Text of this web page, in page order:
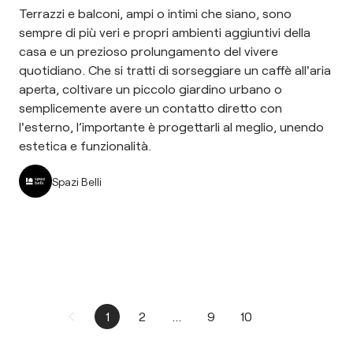
Terrazzi e balconi, ampi o intimi che siano, sono
sempre di più veri e propri ambienti aggiuntivi della
casa e un prezioso prolungamento del vivere
quotidiano. Che si tratti di sorseggiare un caffè all'aria
aperta, coltivare un piccolo giardino urbano o
semplicemente avere un contatto diretto con
l'esterno, l’importante è progettarli al meglio, unendo
estetica e funzionalità.
Spazi Belli
1 2 ... 9 10